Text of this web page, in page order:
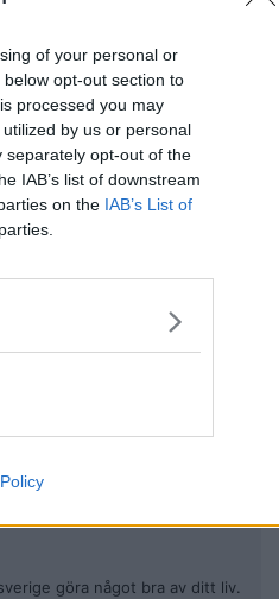
of your personal or
opt-out section to
processed you may
by us or personal
separately opt-out of the
IAB’s list of downstream
on the IAB’s List of
för en hund.
för en hund.
eller väktare får yttra ssig så,
göra något bra av ditt liv.